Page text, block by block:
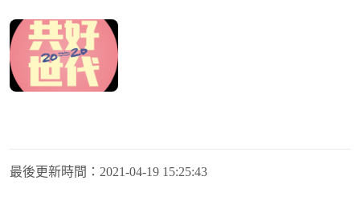
最後更新時間： 2021-04-19 15:25:43